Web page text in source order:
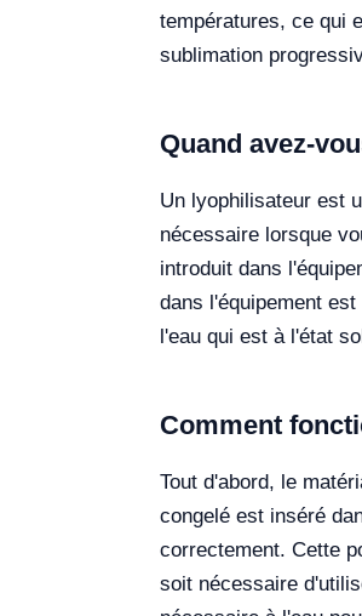
températures, ce qui
sublimation
Quand avez-
Un lyophilisateur est
nécessaire lorsque
introduit dans
dans l'équipement
l'eau qui est à l'état
Comment
Tout d'abord, le
congelé est inséré
correctement. Cette
soit nécessaire